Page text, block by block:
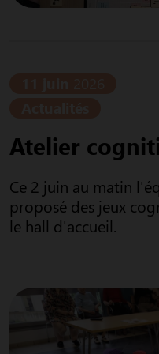
Atelier
Ce 2 juin au matin
proposé des jeux
le hall d'accueil.